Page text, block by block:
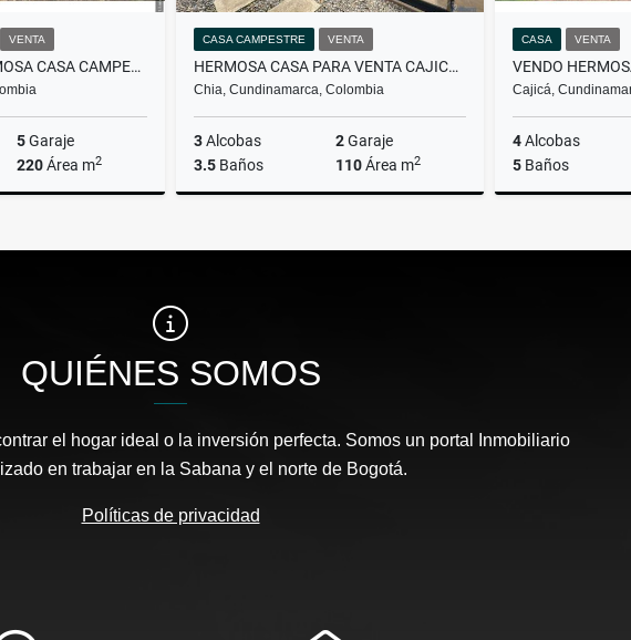
VENTA
VENDEMOS HERMOSA CASA CAMPESTRE EN TINJACA
5Garaje
220Área m2
CASA CAMPESTRE VENTA
HERMOSA CASA PARA VENTA CAJICÁ!!
Chia, Cundinamarca, Colombia
3Alcobas 2Garaje
3.5 Baños 110Área m2
$950.000.000
CASA VENTA
Cajicá,
4Alcobas
5 Baños
QUIÉNES SOMOS
el hogar ideal o la inversión perfecta. Somos un portal Inmobiliario
en trabajar en la Sabana y el norte de Bogotá.
Políticas de privacidad